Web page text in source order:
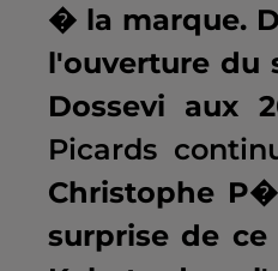
� la marque.
l'ouverture du
Dossevi aux
Picards
Christophe
surprise de